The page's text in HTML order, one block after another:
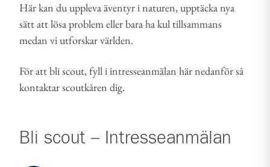
Här kan du uppleva äventyr i naturen, upptäcka nya
sätt att lösa problem eller bara ha kul tillsammans
medan vi utforskar världen.
För att bli scout, fyll i intresseanmälan här nedanför så
kontaktar scoutkåren dig.
Bli scout – Intresseanmälan